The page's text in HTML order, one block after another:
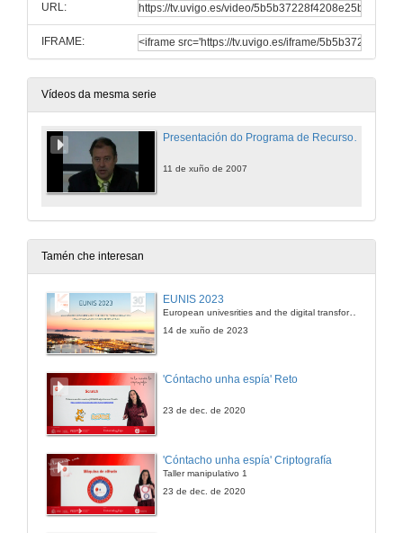
URL:
IFRAME:
Vídeos da mesma serie
Presentación do Programa de Recursos Humanos de I+D+i 2007
11 de xuño de 2007
Tamén che interesan
EUNIS 2023
European univesrities and the digital transformation: challenges and opportunities ahead
14 de xuño de 2023
'Cóntacho unha espía' Reto
23 de dec. de 2020
'Cóntacho unha espía' Criptografía
Taller manipulativo 1
23 de dec. de 2020